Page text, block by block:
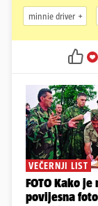
minnie driver